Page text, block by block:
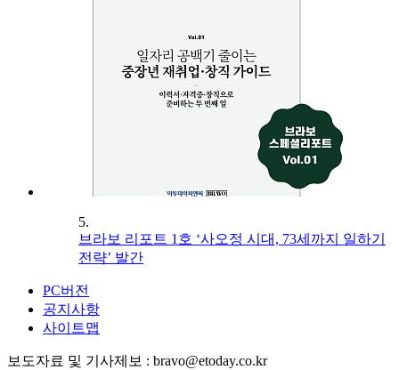
5.
브라보 리포트 1호 ‘사오정 시대, 73세까지 일하기
전략’ 발간
PC버전
공지사항
사이트맵
보도자료 및 기사제보 : bravo@etoday.co.kr